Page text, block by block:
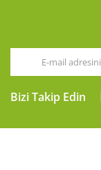
Bizi Takip Edin